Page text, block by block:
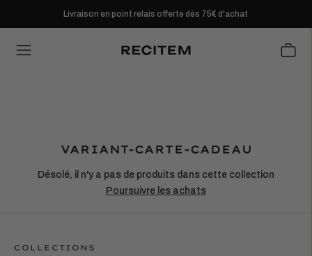
Livraison en point relais offerte dès 75€ d'achat
VARIANT-CARTE-CADEAU
Désolé, il n'y a pas de produits dans cette collection
Poursuivre les achats
COLLECTIONS